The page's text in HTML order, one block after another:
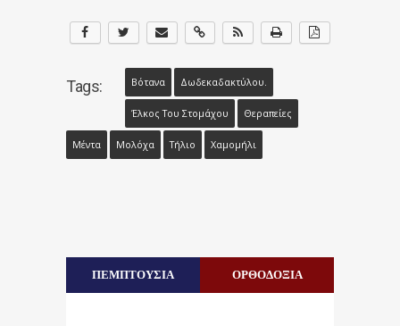
Tags: Βότανα Δωδεκαδακτύλου.
Έλκος Του Στομάχου Θεραπείες
Μέντα Μολόχα Τήλιο Χαμομήλι
ΠΕΜΠΤΟΥΣΙΑ ΟΡΘΟΔΟΞΙΑ